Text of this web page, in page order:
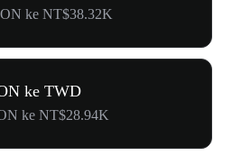
ke NT$38.32K
ke TWD
ke NT$28.94K